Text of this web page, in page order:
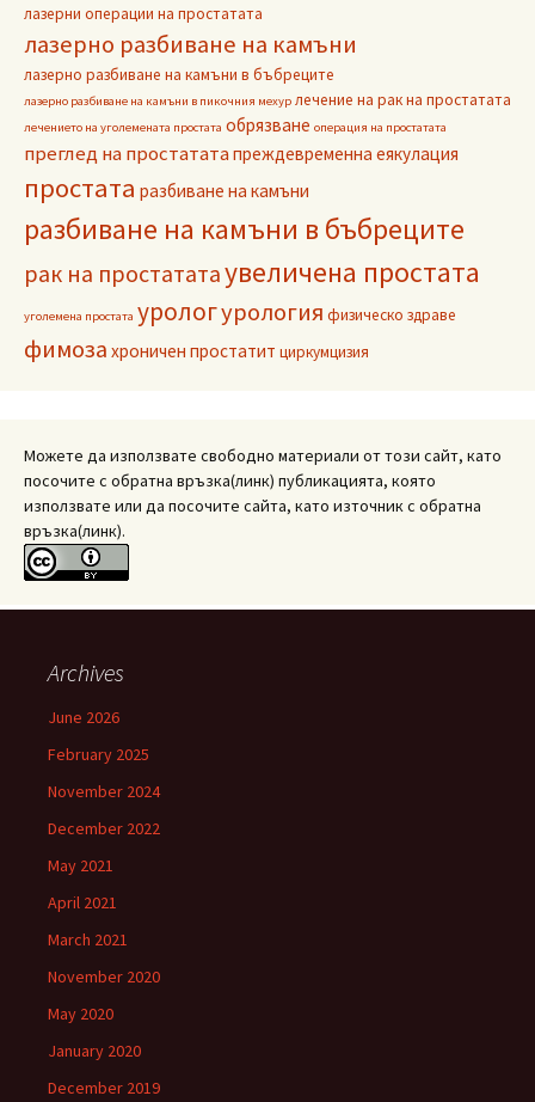
лазерни операции на простатата
лазерно разбиване на камъни
лазерно разбиване на камъни в бъбреците
лазерно разбиване на камъни в пикочния мехур лечение на рак на простатата
лечението на уголемената простата обрязване операция на простатата
преглед на простататапреждевременна еякулация
простата разбиване на камъни
разбиване на камъни в бъбреците
рак на простататаувеличена простата
уголемена простата урологурология физическо здраве
фимоза хроничен простатит циркумцизия
Можете да използвате свободно материали от този сайт, като
посочите с обратна връзка(линк) публикацията, която
използвате или да посочите сайта, като източник с обратна
връзка(линк).
Archives
June 2026
February 2025
November 2024
December 2022
May 2021
April 2021
March 2021
November 2020
May 2020
January 2020
December 2019